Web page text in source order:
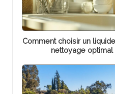
Comment choisir un
nettoyage